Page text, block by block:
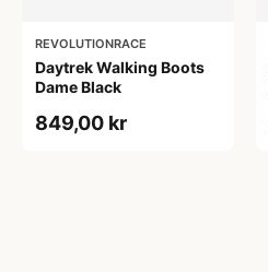
REVOLUTIONRACE
Daytrek Walking Boots
Dame Black
849,00 kr